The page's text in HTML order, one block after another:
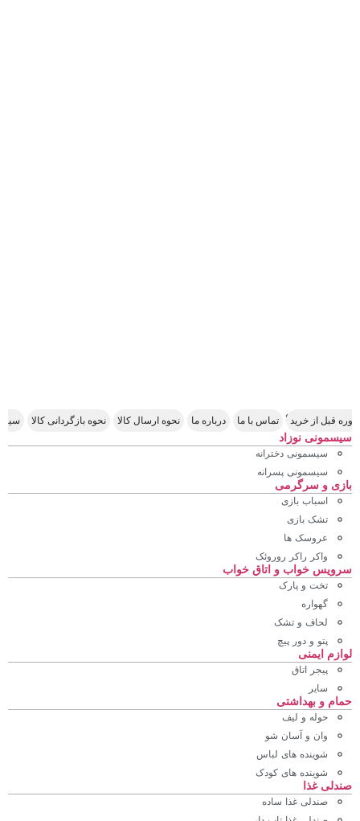
Scroll Right
قبل از خرید تماس با ما درباره ما نحوه ارسال کالا نحوه بازگردانی کالا
سیسمونی نوزاد
سیسمونی دخترانه
سیسمونی پسرانه
بازی و سرگرمی
اسباب بازی
تشک بازی
عروسک ها
واکر راکر روروئک
سرویس خواب و اتاق خواب
تخت و پارک
گهواره
لحاف و تشک
پتو و دور پیچ
لوازم ایمنی
پیجر اتاق
سایر
حمام و بهداشتی
حوله و لیف
وان و آسان شو
شوینده های لباس
شوینده های کودک
صندلی غذا
صندلی غذا ساده